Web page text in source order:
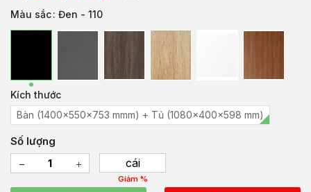
Màu sắc: Đen - 110
Kích thước
Bàn (1400x550x753 mmm) + Tủ (1080x400x598 mm)
Số lượng
cái
Giảm %